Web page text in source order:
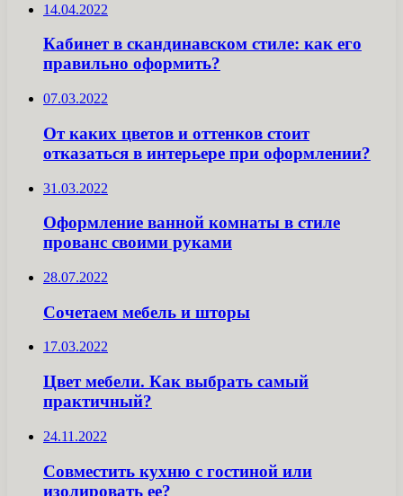
14.04.2022
Кабинет в скандинавском стиле: как его
правильно оформить?
07.03.2022
От каких цветов и оттенков стоит
отказаться в интерьере при оформлении?
31.03.2022
Оформление ванной комнаты в стиле
прованс своими руками
28.07.2022
Сочетаем мебель и шторы
17.03.2022
Цвет мебели. Как выбрать самый
практичный?
24.11.2022
Совместить кухню с гостиной или
изолировать ее?